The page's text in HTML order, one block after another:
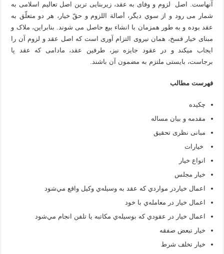
آنهاست. اصل لزوم و وفای به عقد، زیربنایی ترین اصل تعالیم اسلامی به
شمار می رود و از سوي دیگر، أصالة اللزوم و حقّ خیار، هر دو متعلّق به
عقد بوده و به طور همزمان با انشاء بیع حاصل می شوند. بنابراین، ملاک و
مبنای خیار فسخ، همان نیروی التزام آوری است که اصل عقد و لزوم آن را
ایجاب می­کند و در عقود جایزه نیز، طرفین عقد، مادامی که عقد پا
برجاست، بایستی ملتزم به مضمون آن باشند.
فهرست مطالب
چکیده
مقدمه و بیان مساله
مبانی نظری تحقیق
خیارات
انواع خیار
خيار مجلس
اعمال خياردر مواردي كه عقد به وسيله‌ي وكيل واقع مي‌شود
اعمال خيار در معامله‌ي با خود
اعمال خيار در عقودي كه بوسيله‌ي مكاتبه يا تلفن انجام مي‌شود
خیار تبعض صفقه
خیار تخلف شرط